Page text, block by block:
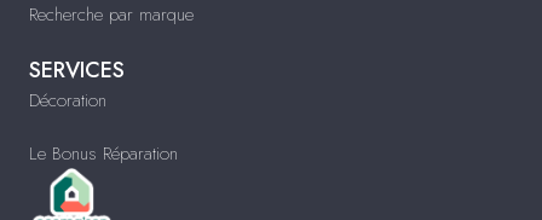
Recherche par marque
SERVICES
Décoration
Le Bonus Réparation